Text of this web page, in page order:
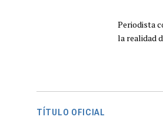
Periodista
la realidad
TÍTULO OFICIAL